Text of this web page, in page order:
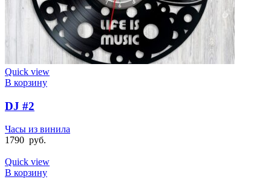
Quick view
В корзину
DJ #2
Часы из винила
1790 руб.
Quick view
В корзину